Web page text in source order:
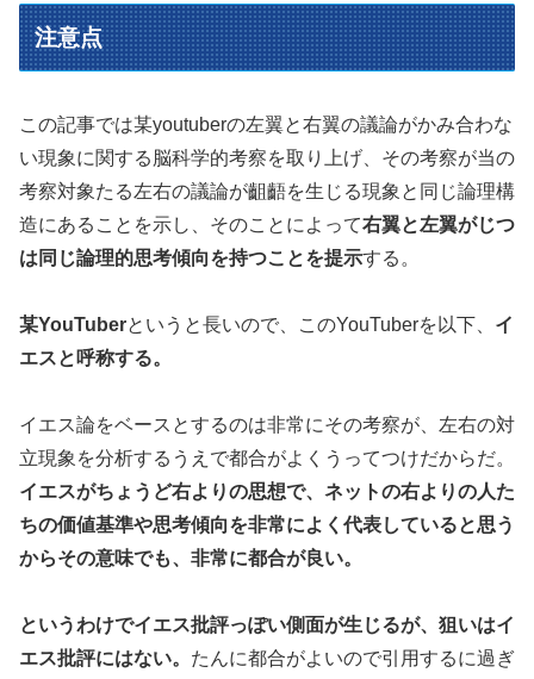
注意点
この記事では某youtuberの左翼と右翼の議論がかみ合わな
い現象に関する脳科学的考察を取り上げ、その考察が当の
考察対象たる左右の議論が齟齬を生じる現象と同じ論理構
造にあることを示し、そのことによって右翼と左翼がじつ
は同じ論理的思考傾向を持つことを提示する。
某YouTuberというと長いので、このYouTuberを以下、 イ
エスと呼称する。
イエス論をベースとするのは非常にその考察が、左右の対
立現象を分析するうえで都合がよくうってつけだからだ。
イエスがちょうど右よりの思想で、ネットの右よりの人た
ちの価値基準や思考傾向を非常によく代表していると思う
からその意味でも、非常に都合が良い。
というわけでイエス批評っぽい側面が生じるが、狙いはイ
エス批評にはない。 たんに都合がよいので引用するに過ぎ